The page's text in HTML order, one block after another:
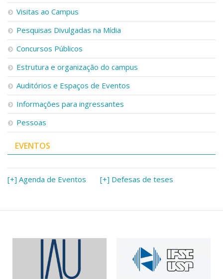
Extensão à Comunidade
Projetos, Programas e Cursos
Artes, Cultura e Esportes
Museus e Espaços Interativos
Serviços
Bibliotecas
Apoio ao Estudante
Segurança, Trânsito e Prevenção
RH, Administrativo e Financeiro
Outros serviços
Comunicação
Assessorias e Mídias
Aplicativos e Sites
Jornal da USP
Agenda de Eventos
Visitas ao Campus
Pesquisas Divulgadas na Mídia
Concursos Públicos
Estrutura e organização do campus
Auditórios e Espaços de Eventos
Informações para ingressantes
Pessoas
EVENTOS
[+] Agenda de Eventos [+] Defesas de teses